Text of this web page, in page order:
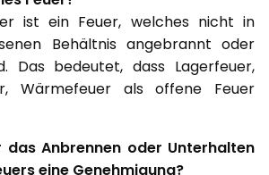
ist ein Feuer, welches nicht in
Behältnis angebrannt oder
Das bedeutet, dass Lagerfeuer,
Wärmefeuer als offene Feuer
Anbrennen oder Unterhalten
eine Genehmigung?